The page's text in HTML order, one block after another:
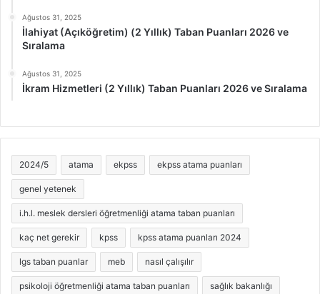
Ağustos 31, 2025
İlahiyat (Açıköğretim) (2 Yıllık) Taban Puanları 2026 ve
Sıralama
Ağustos 31, 2025
İkram Hizmetleri (2 Yıllık) Taban Puanları 2026 ve Sıralama
2024/5 atama ekpss ekpss atama puanları
genel yetenek
i.h.l. meslek dersleri öğretmenliği atama taban puanları
kaç net gerekir kpss kpss atama puanları 2024
lgs taban puanlar meb nasıl çalışılır
psikoloji öğretmenliği atama taban puanları sağlık bakanlığı